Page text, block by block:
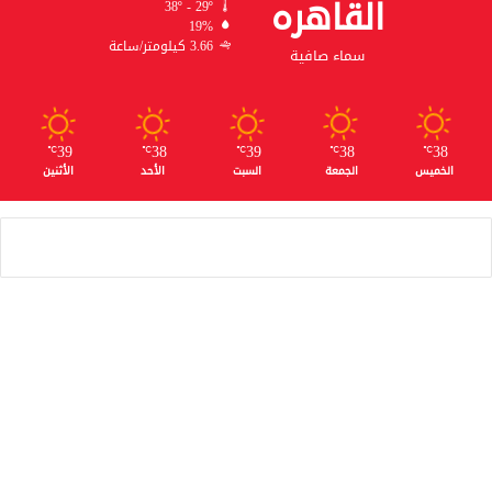
القاهره
سماء صافية
38º - 29º
19%
3.66 كيلومتر/ساعة
38
℃
الخميس
38
℃
الجمعة
39
℃
السبت
38
℃
الأحد
39
℃
الأثنين